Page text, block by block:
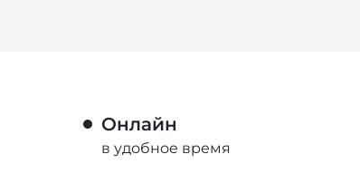
Онлайн
в удобное время